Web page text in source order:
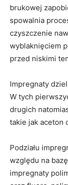
brukowej
spowalnia
czyszczenie
wyblaknięciem
przed niskimi
Impregnaty
W tych
drugich
takie jak aceton
Podziału
względu na
impregnaty